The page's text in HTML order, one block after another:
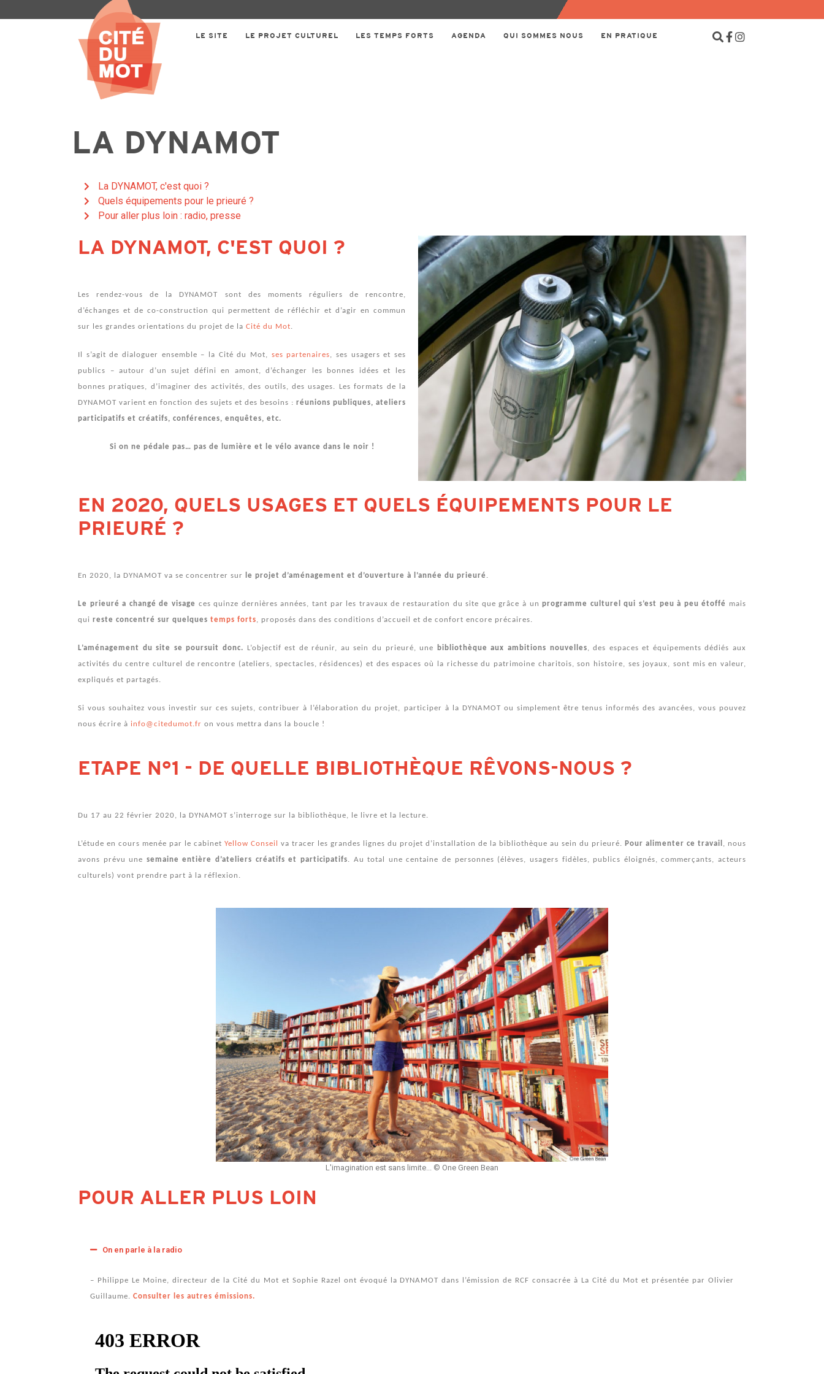
LE SITE LE PROJET CULTUREL LES TEMPS FORTS AGENDA QUI SOMMES NOUS EN PRATIQUE
LA DYNAMOT
La DYNAMOT, c'est quoi ?
Quels équipements pour le prieuré ?
Pour aller plus loin : radio, presse
LA DYNAMOT, C'EST QUOI ?
Les rendez-vous de la DYNAMOT sont des moments réguliers de rencontre,
d’échanges et de co-construction qui permettent de réfléchir et d’agir en commun
sur les grandes orientations du projet de la Cité du Mot.
Il s’agit de dialoguer ensemble – la Cité du Mot, ses partenaires, ses usagers et ses
publics – autour d’un sujet défini en amont, d’échanger les bonnes idées et les
bonnes pratiques, d’imaginer des activités, des outils, des usages. Les formats de la
DYNAMOT varient en fonction des sujets et des besoins : réunions publiques, ateliers
participatifs et créatifs, conférences, enquêtes, etc.
Si on ne pédale pas… pas de lumière et le vélo avance dans le noir !
EN 2020, QUELS USAGES ET QUELS ÉQUIPEMENTS POUR LE
PRIEURÉ ?
En 2020, la DYNAMOT va se concentrer sur le projet d’aménagement et d’ouverture à l’année du prieuré
Le prieuré a changé de visage ces quinze dernières années, tant par les travaux de restauration du site que grâce à un programme culturel qui s’est peu à peu étoffé
mais
qui reste concentré sur quelques temps forts , proposés dans des conditions d’accueil et de confort encore précaires.
L’aménagement du site se poursuit donc. L’objectif est de réunir, au sein du prieuré, une bibliothèque aux ambitions nouvelles , des espaces et équipements dédiés aux
activités du centre culturel de rencontre (ateliers, spectacles, résidences) et des espaces où la richesse du patrimoine charitois, son histoire, ses joyaux, sont mis en valeur,
expliqués et partagés.
Si vous souhaitez vous investir sur ces sujets, contribuer à l’élaboration du projet, participer à la DYNAMOT ou simplement être tenus informés des avancées, vous pouvez
nous écrire à info@citedumot.fr on vous mettra dans la boucle !
ETAPE N°1 - DE QUELLE BIBLIOTHÈQUE RÊVONS-NOUS ?
Du 17 au 22 février 2020, la DYNAMOT s’interroge sur la bibliothèque, le livre et la lecture.
L’étude en cours menée par le cabinet Yellow Conseil va tracer les grandes lignes du projet d’installation de la bibliothèque au sein du prieuré. Pour alimenter ce travail
, nous
avons prévu une semaine entière d’ateliers créatifs et participatifs . Au total une centaine de personnes (élèves, usagers fidèles, publics éloignés, commerçants, acteurs
culturels) vont prendre part à la réflexion.
L'imagination est sans limite... © One Green Bean
POUR ALLER PLUS LOIN
On en parle à la radio
– Philippe Le Moine, directeur de la Cité du Mot et Sophie Razel ont évoqué la DYNAMOT dans l’émission de RCF consacrée à La Cité du Mot et présentée par Olivier
Guillaume. Consulter les autres émissions.